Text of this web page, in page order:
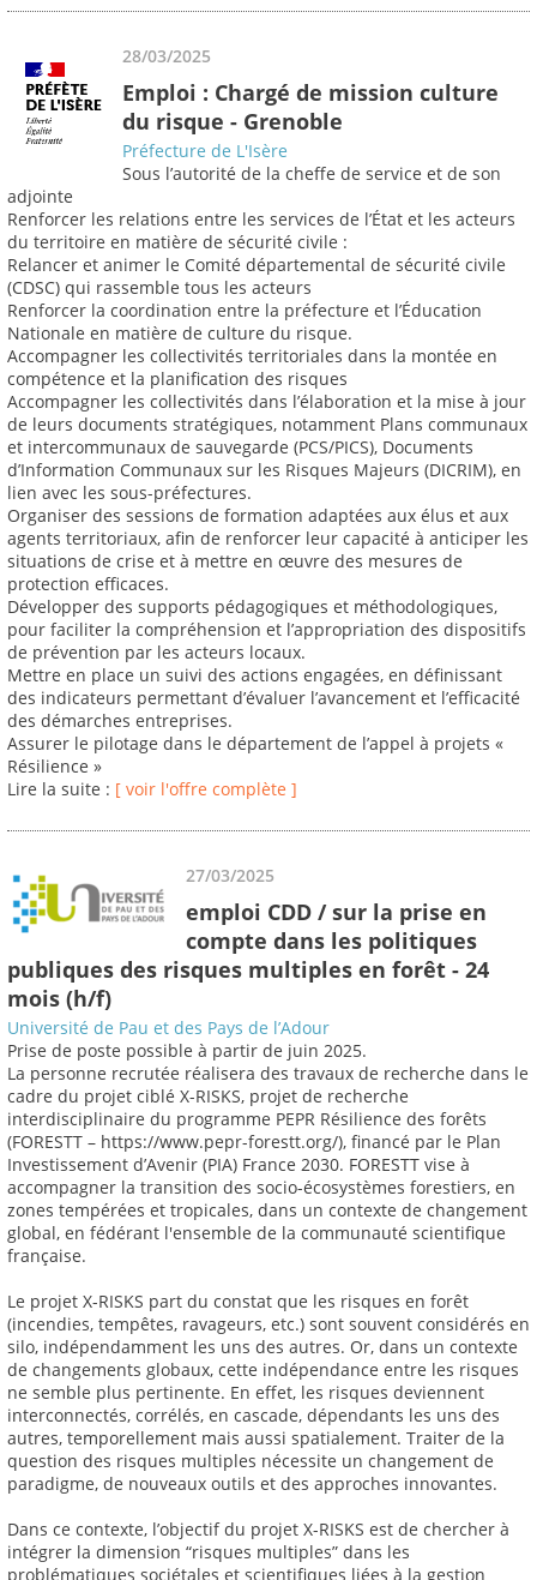
28/03/2025
Emploi : Chargé de mission culture
du risque - Grenoble
Préfecture de L'Isère
Sous l’autorité de la cheffe de service et de son
adjointe
Renforcer les relations entre les services de l’État et les acteurs
du territoire en matière de sécurité civile :
Relancer et animer le Comité départemental de sécurité civile
(CDSC) qui rassemble tous les acteurs
Renforcer la coordination entre la préfecture et l’Éducation
Nationale en matière de culture du risque.
Accompagner les collectivités territoriales dans la montée en
compétence et la planification des risques
Accompagner les collectivités dans l’élaboration et la mise à jour
de leurs documents stratégiques, notamment Plans communaux
et intercommunaux de sauvegarde (PCS/PICS), Documents
d’Information Communaux sur les Risques Majeurs (DICRIM), en
lien avec les sous-préfectures.
Organiser des sessions de formation adaptées aux élus et aux
agents territoriaux, afin de renforcer leur capacité à anticiper les
situations de crise et à mettre en œuvre des mesures de
protection efficaces.
Développer des supports pédagogiques et méthodologiques,
pour faciliter la compréhension et l’appropriation des dispositifs
de prévention par les acteurs locaux.
Mettre en place un suivi des actions engagées, en définissant
des indicateurs permettant d’évaluer l’avancement et l’efficacité
des démarches entreprises.
Assurer le pilotage dans le département de l’appel à projets «
Résilience »
Lire la suite : [ voir l'offre complète ]
27/03/2025
emploi CDD / sur la prise en
compte dans les politiques
publiques des risques multiples en forêt - 24
mois (h/f)
Université de Pau et des Pays de l’Adour
Prise de poste possible à partir de juin 2025.
La personne recrutée réalisera des travaux de recherche dans le
cadre du projet ciblé X-RISKS, projet de recherche
interdisciplinaire du programme PEPR Résilience des forêts
(FORESTT – https://www.pepr-forestt.org/), financé par le Plan
Investissement d’Avenir (PIA) France 2030. FORESTT vise à
accompagner la transition des socio-écosystèmes forestiers, en
zones tempérées et tropicales, dans un contexte de changement
global, en fédérant l'ensemble de la communauté scientifique
française.
Le projet X-RISKS part du constat que les risques en forêt
(incendies, tempêtes, ravageurs, etc.) sont souvent considérés en
silo, indépendamment les uns des autres. Or, dans un contexte
de changements globaux, cette indépendance entre les risques
ne semble plus pertinente. En effet, les risques deviennent
interconnectés, corrélés, en cascade, dépendants les uns des
autres, temporellement mais aussi spatialement. Traiter de la
question des risques multiples nécessite un changement de
paradigme, de nouveaux outils et des approches innovantes.
Dans ce contexte, l’objectif du projet X-RISKS est de chercher à
intégrer la dimension “risques multiples” dans les
problématiques sociétales et scientifiques liées à la gestion